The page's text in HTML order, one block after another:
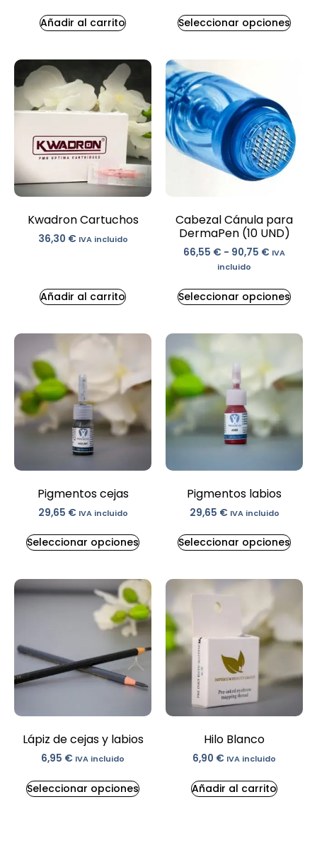
Añadir al carrito Seleccionar opciones
Kwadron Cartuchos
36,30 € IVA incluido
Añadir al carrito
Cabezal Cánula para
DermaPen (10 UND)
66,55 € - 90,75 € IVA
incluido
Seleccionar opciones
Pigmentos cejas
29,65 € IVA incluido
Seleccionar opciones
Pigmentos labios
29,65 € IVA incluido
Seleccionar opciones
Lápiz de cejas y labios
6,95 € IVA incluido
Seleccionar opciones
Hilo Blanco
6,90 € IVA incluido
Añadir al carrito